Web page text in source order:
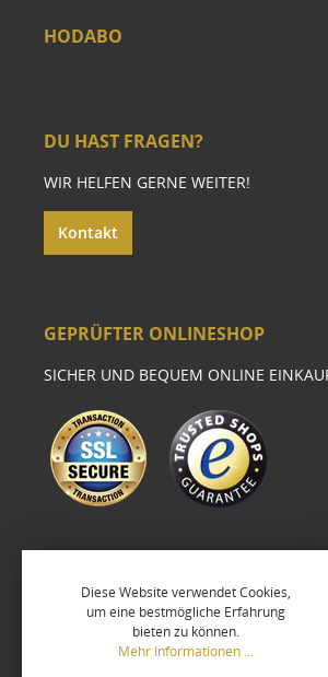
HODABO
DU HAST FRAGEN?
WIR HELFEN GERNE WEITER!
Kontakt
GEPRÜFTER ONLINESHOP
SICHER UND BEQUEM ONLINE
Diese Website verwendet Cookies,
um eine bestmögliche Erfahrung
bieten zu können.
Mehr Informationen ...